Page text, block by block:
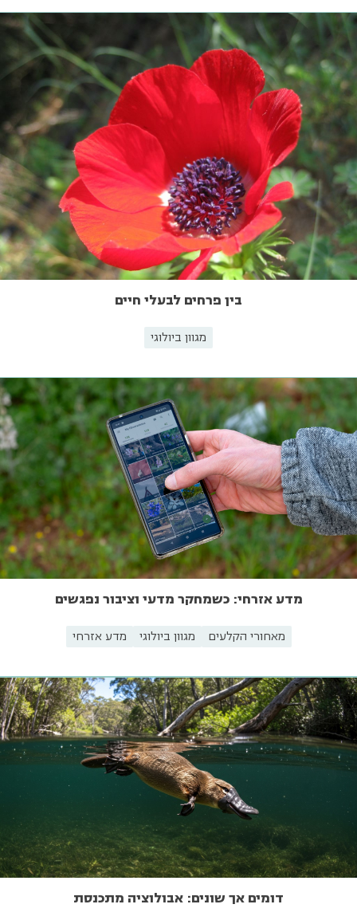
בין פרחים לבעלי חיים
מגוון ביולוגי
מדע אזרחי: כשמחקר מדעי וציבור נפגשים
מאחורי הקלעים מגוון ביולוגי מדע אזרחי
דומים אך שונים: אבולוציה מתכנסת